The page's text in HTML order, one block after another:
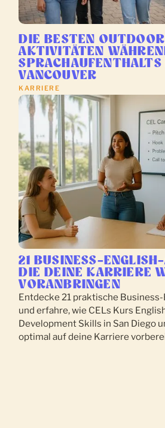
DIE BESTEN
AKTIVITÄTEN
SPRACHAUFENTHALTS
VANCOUVER
KARRIERE
21 BUSINESS-
DIE DEINE KARRIERE
VORANBRINGEN
Entdecke 21 praktische
und erfahre, wie CELs Kurs
Development Skills in San Diego
optimal auf deine Karriere